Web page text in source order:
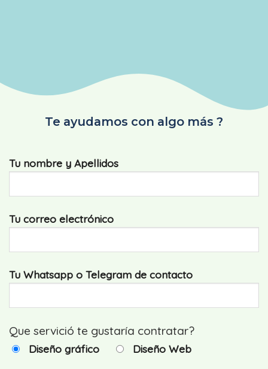
Te ayudamos con algo más ?
Tu nombre y Apellidos
Tu correo electrónico
Tu Whatsapp o Telegram de contacto
Que servició te gustaría contratar?
Diseño gráfico Diseño Web